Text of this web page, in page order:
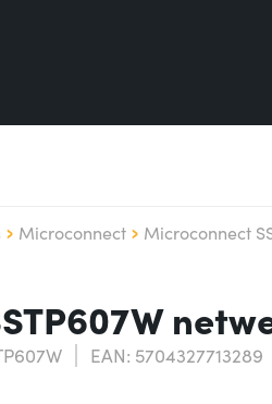
Microconnect Microconnect
EAN: 5704327713289